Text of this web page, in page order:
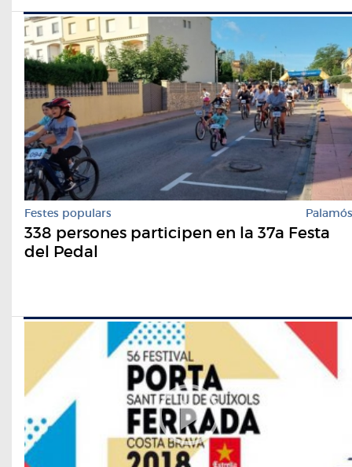
Festes populars Palamós
338 persones participen en la 37a Festa
del Pedal